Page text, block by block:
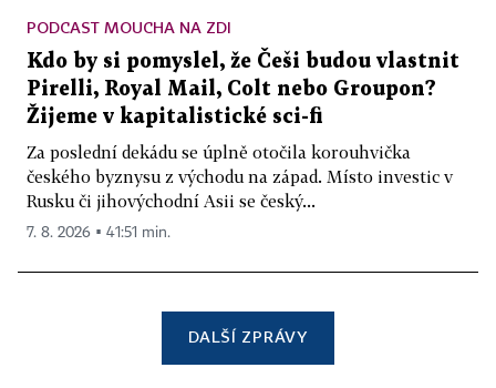
PODCAST MOUCHA NA ZDI
Kdo by si pomyslel, že Češi budou vlastnit
Pirelli, Royal Mail, Colt nebo Groupon?
Žijeme v kapitalistické sci-fi
Za poslední dekádu se úplně otočila korouhvička
českého byznysu z východu na západ. Místo investic v
Rusku či jihovýchodní Asii se český...
7. 8. 2026 ▪ 41:51 min.
DALŠÍ ZPRÁVY